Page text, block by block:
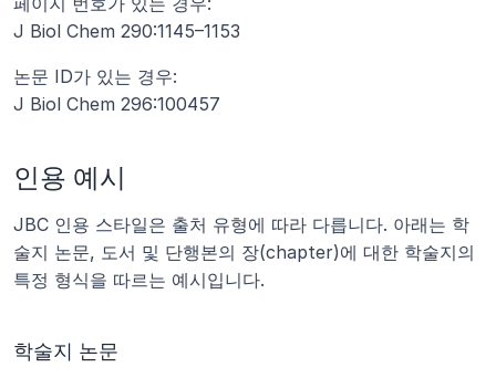
J Biol Chem 290:1145–1153
논문 ID가 있는 경우:
J Biol Chem 296:100457
인용 예시
JBC 인용 스타일은 출처 유형에 따라 다릅니다. 아래는 학
술지 논문, 도서 및 단행본의 장(chapter)에 대한 학술지의
특정 형식을 따르는 예시입니다.
학술지 논문